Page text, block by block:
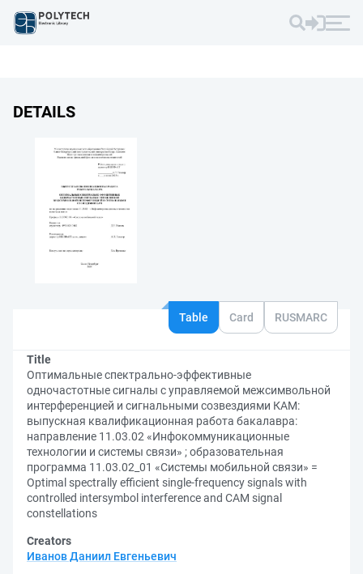
DETAILS
Table Card RUSMARC
Title
Оптимальные спектрально-эффективные
одночастотные сигналы с управляемой межсимвольной
интерференцией и сигнальными созвездиями КАМ:
выпускная квалификационная работа бакалавра:
направление 11.03.02 «Инфокоммуникационные
технологии и системы связи» ; образовательная
программа 11.03.02_01 «Системы мобильной связи» =
Optimal spectrally efficient single-frequency signals with
controlled intersymbol interference and CAM signal
constellations
Creators
Иванов Даниил Евгеньевич